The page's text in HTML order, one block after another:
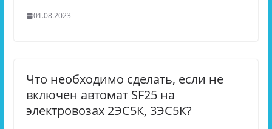
01.08.2023
Что необходимо сделать, если не
включен автомат SF25 на
электровозах 2ЭС5К, 3ЭС5К?